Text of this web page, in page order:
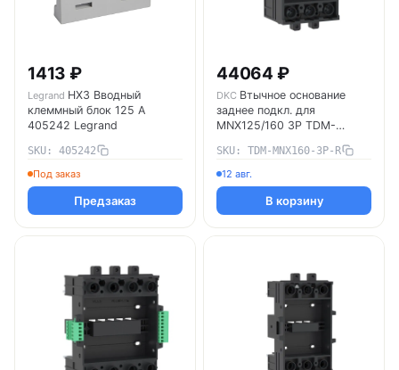
1413 ₽
Legrand HX3 Вводный
клеммный блок 125 А
405242 Legrand
SKU: 405242
Под заказ
Предзаказ
44064 ₽
DKC Втычное основание
заднее подкл. для
MNX125/160 3P TDM-
SKU: TDM-MNX160-3P-R
12 авг.
В корзину